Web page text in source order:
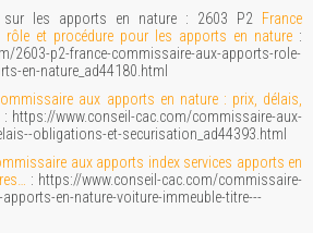
sur les apports en nature : 2603 P2 France
et procédure pour les apports en nature :
2603-p2-france-commissaire-aux-apports-role-
en-nature_ad44180.html
aux apports en nature : prix, délais,
: https://www.conseil-cac.com/commissaire-aux-
obligations-et-securisation_ad44393.html
aux apports index services apports en
: https://www.conseil-cac.com/commissaire-
en-nature-voiture-immeuble-titre---